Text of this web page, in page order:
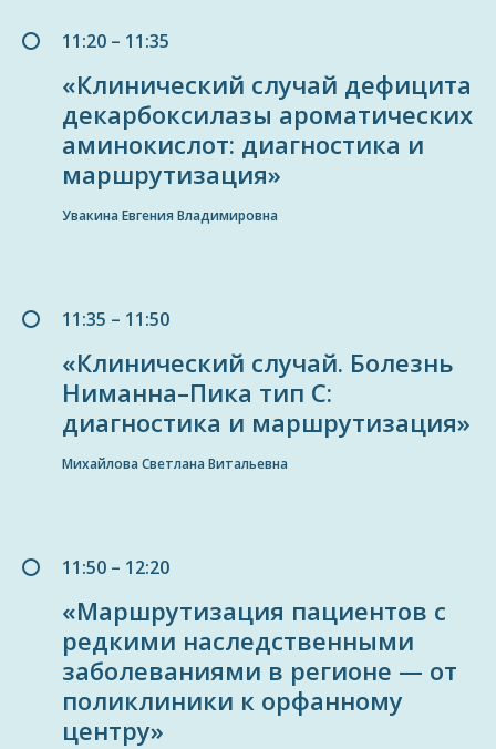
11:20 – 11:35
«Клинический случай дефицита
декарбоксилазы ароматических
аминокислот: диагностика и
маршрутизация»
Увакина Евгения Владимировна
11:35 – 11:50
«Клинический случай. Болезнь
Ниманна–Пика тип C:
диагностика и маршрутизация»
Михайлова Светлана Витальевна
11:50 – 12:20
«Маршрутизация пациентов с
редкими наследственными
заболеваниями в регионе — от
поликлиники к орфанному
центру»